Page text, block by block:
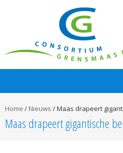
Home / Nieuws /Maas drapeert
Maas drapeert gigantische